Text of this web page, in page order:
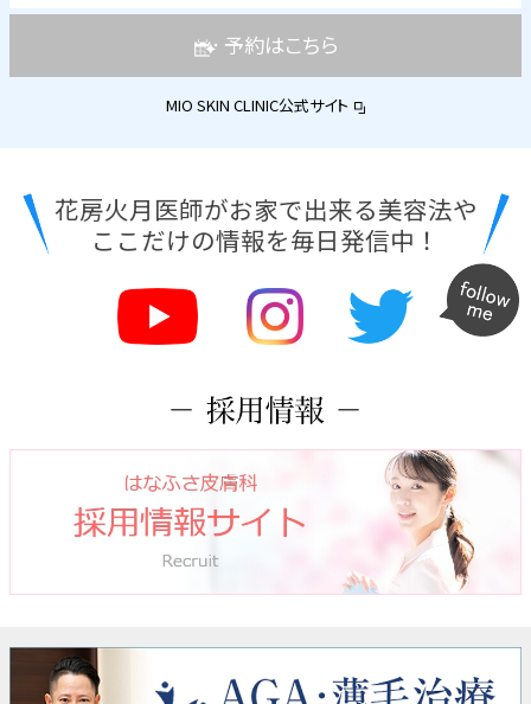
予約はこちら
MIO SKIN CLINIC公式サイト
花房火月医師がお家で出来る美容法や
ここだけの情報を毎日発信中！